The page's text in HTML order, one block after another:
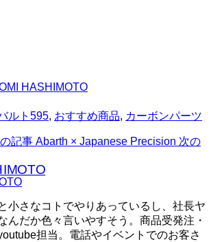
HASHIMOTO
ルト595, おすすめ商品, カーボンパーツ
記事 Abarth × Japanese Precision 次の
小さなコトでやりあっているし、社長ヤ
んだか色々言いやすそう。商品受発注・
担当。電話やイベントでのお客さ